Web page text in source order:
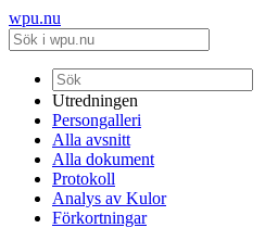
wpu.nu
Utredningen
Persongalleri
Alla avsnitt
Alla dokument
Protokoll
Analys av Kulor
Förkortningar